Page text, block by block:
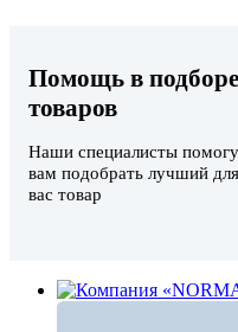
Помощь в подборе
товаров
Наши специалисты
вам подобрать лучший для
вас товар